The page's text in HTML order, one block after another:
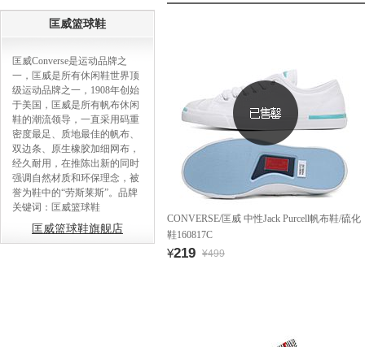
匡威篮球鞋
匡威Converse是运动品牌之
一，匡威是所有休闲鞋世界顶
级运动品牌之一，1908年创始
于美国，匡威是所有帆布休闲
鞋的潮流领导，一直采用码重
密度最足、质地最佳的帆布、
双边条、原生橡胶加细网布，
经久耐用，在推陈出新的同时
强调自然材质和环保理念，被
誉为鞋中的“劳斯莱斯”。品牌
关键词：匡威篮球鞋
匡威篮球鞋旗舰店
CONVERSE/匡威 中性Jack Purcell帆布鞋/硫化
鞋160817C
¥219 ¥499